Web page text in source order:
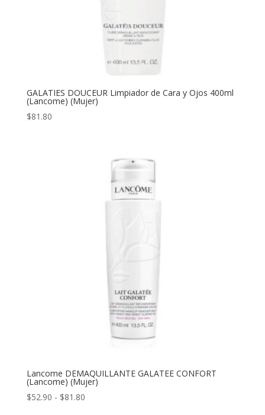
GALATIES DOUCEUR Limpiador de Cara y Ojos 400ml
(Lancome) (Mujer)
$81.80
Lancome DEMAQUILLANTE GALATEE CONFORT
(Lancome) (Mujer)
$52.90 - $81.80Rango